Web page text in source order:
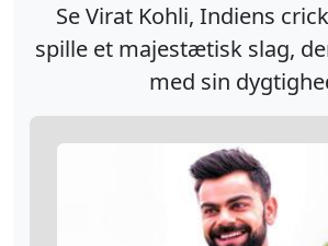
Se Virat Kohli, Indiens
spille et majestætisk slag,
med sin